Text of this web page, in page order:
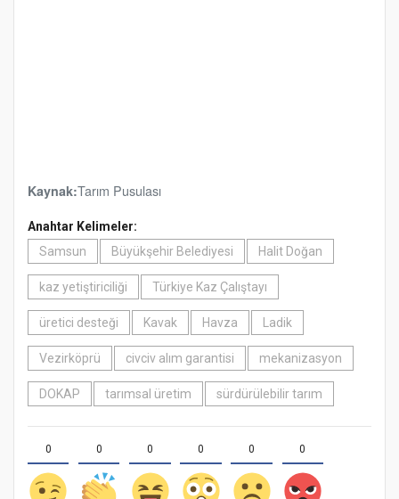
Kaynak:Tarım Pusulası
Anahtar Kelimeler:
Samsun
Büyükşehir Belediyesi Halit Doğan
kaz yetiştiriciliği Türkiye Kaz Çalıştayı
üretici desteği Kavak Havza Ladik
Vezirköprü civciv alım garantisi mekanizasyon
DOKAP tarımsal üretim sürdürülebilir tarım
0 0 0 0 0 0